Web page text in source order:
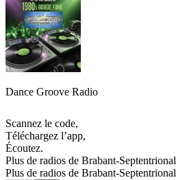
Dance Groove Radio
Scannez le code,
Téléchargez l’app,
Écoutez.
Plus de radios de Brabant-Septentrional
Plus de radios de Brabant-Septentrional